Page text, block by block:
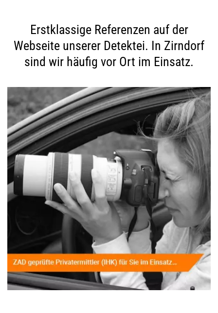
Erstklassige Referenzen auf der
Webseite unserer Detektei. In Zirndorf
sind wir häufig vor Ort im Einsatz.